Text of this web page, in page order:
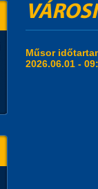
Műsor
2026.06.01 -